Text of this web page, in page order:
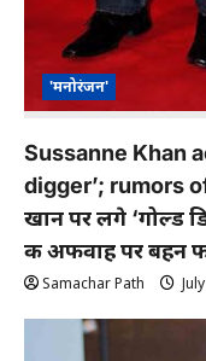
'मनोरंजन'
Sussanne Khan
digger’; rumors
खान पर लगे ‘गोल्ड
की अफवाह पर बहन
Samachar Path